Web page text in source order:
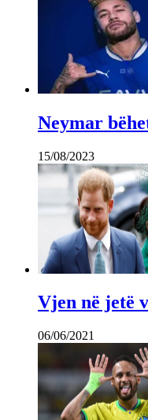
Neymar
15/08/2023
Vjen në jetë
06/06/2021